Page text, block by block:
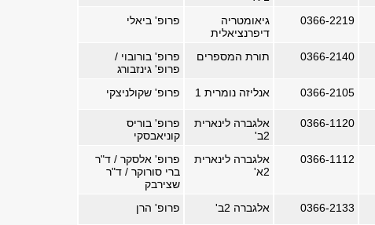
0366-2219
גיאומטריה
דיפרנציאלית
פרופ' ביאלי
0366-2140 תורת המספרים
פרופ' בורובוי /
פרופ' גינזבורג
0366-2105 אנליזה נומרית 1 פרופ' שקולניצקי
0366-1120
אלגברה לינארית
2ב'
פרופ' בוריס
קוניאבסקי
0366-1112
אלגברה לינארית
2א'
פרופ' אלסקר / ד"ר
ברי סורוקר / ד"ר
שצירבק
0366-2133 אלגברה 2ב' פרופ' הרן